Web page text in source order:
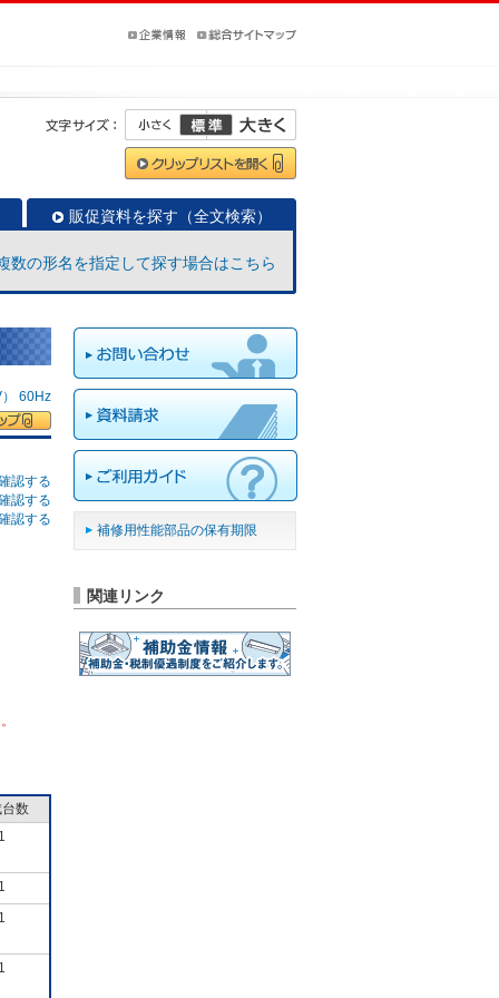
販促資料を探す（全文検索）
数の形名を指定して探す場合はこちら
60Hz
認する
認する
認する
数
補修用性能部品の保有期限
関連リンク